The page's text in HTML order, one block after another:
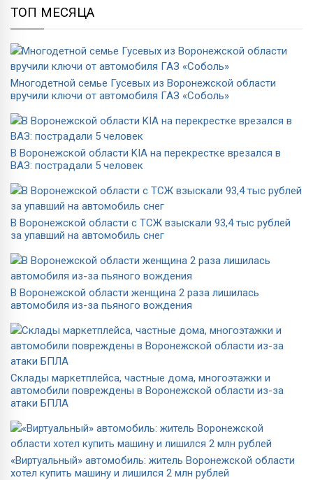
ТОП МЕСЯЦА
Многодетной семье Гусевых из Воронежской области
вручили ключи от автомобиля ГАЗ «Соболь»
В Воронежской области KIA на перекрестке врезался в
ВАЗ: пострадали 5 человек
В Воронежской области с ТСЖ взыскали 93,4 тыс рублей
за упавший на автомобиль снег
В Воронежской области женщина 2 раза лишилась
автомобиля из-за пьяного вождения
Склады маркетплейса, частные дома, многоэтажки и
автомобили повреждены в Воронежской области из-за
атаки БПЛА
«Виртуальный» автомобиль: житель Воронежской области
хотел купить машину и лишился 2 млн рублей